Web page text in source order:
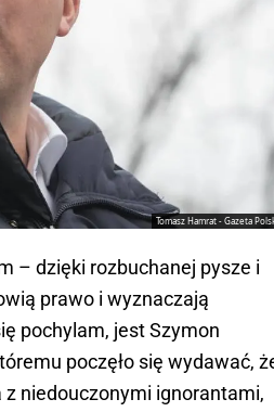
Tomasz Hamrat - Gazeta
– dzięki rozbuchanej pysze i
prawo i wyznaczają
pochylam, jest Szymon
poczęło się wydawać,
niedouczonymi ignorantami,